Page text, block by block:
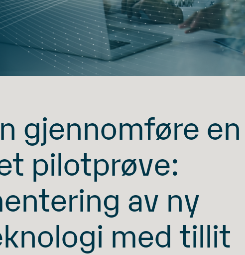
gjennomføre en
pilotprøve:
av ny
med tillit